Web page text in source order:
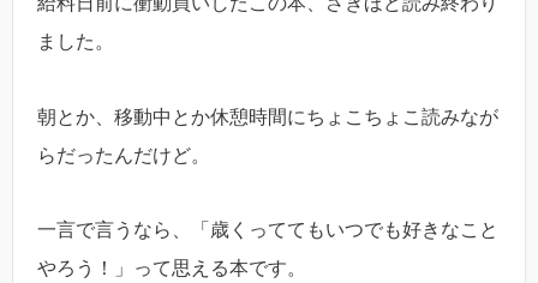
ました。
朝とか、移動中とか休憩時間にちょこちょこ読みなが
らだったんだけど。
一言で言うなら、「歳くっててもいつでも好きなこと
やろう！」って思える本です。